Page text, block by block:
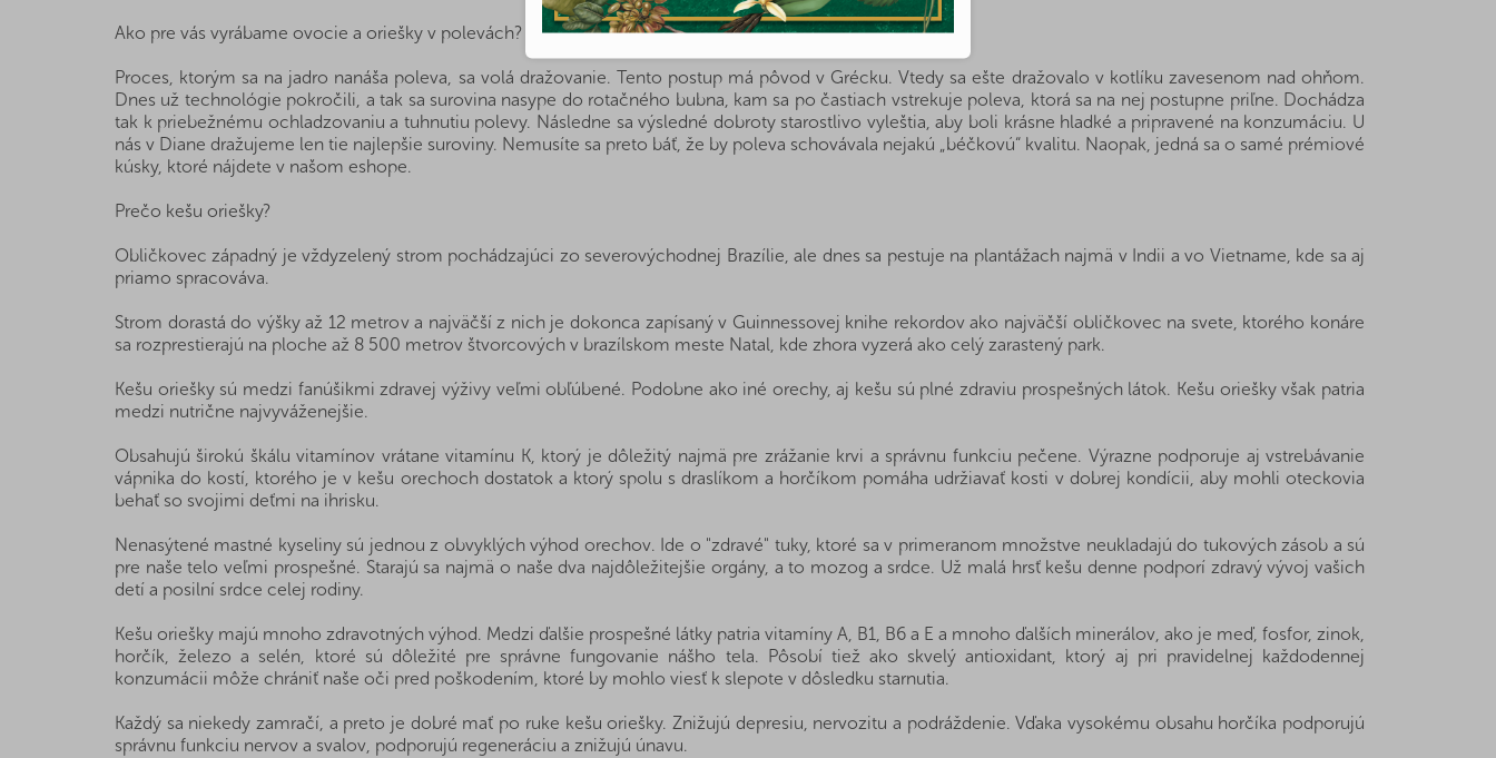
Ako pre vás vyrábame ovocie a oriešky v polevách?
Proces, ktorým sa na jadro nanáša poleva, sa volá dražovanie. Tento postup má pôvod v Grécku. Vtedy sa ešte dražovalo v kotlíku zavesenom nad ohňom.
Dnes už technológie pokročili, a tak sa surovina nasype do rotačného bubna, kam sa po častiach vstrekuje poleva, ktorá sa na nej postupne priľne. Dochádza
tak k priebežnému ochladzovaniu a tuhnutiu polevy. Následne sa výsledné dobroty starostlivo vyleštia, aby boli krásne hladké a pripravené na konzumáciu. U
nás v Diane dražujeme len tie najlepšie suroviny. Nemusíte sa preto báť, že by poleva schovávala nejakú „béčkovú“ kvalitu. Naopak, jedná sa o samé prémiové
kúsky, ktoré nájdete v našom eshope.
Prečo kešu oriešky?
Obličkovec západný je vždyzelený strom pochádzajúci zo severovýchodnej Brazílie, ale dnes sa pestuje na plantážach najmä v Indii a vo Vietname, kde sa aj
priamo spracováva.
Strom dorastá do výšky až 12 metrov a najväčší z nich je dokonca zapísaný v Guinnessovej knihe rekordov ako najväčší obličkovec na svete, ktorého konáre
sa rozprestierajú na ploche až 8 500 metrov štvorcových v brazílskom meste Natal, kde zhora vyzerá ako celý zarastený park.
Kešu oriešky sú medzi fanúšikmi zdravej výživy veľmi obľúbené. Podobne ako iné orechy, aj kešu sú plné zdraviu prospešných látok. Kešu oriešky však patria
medzi nutrične najvyváženejšie.
Obsahujú širokú škálu vitamínov vrátane vitamínu K, ktorý je dôležitý najmä pre zrážanie krvi a správnu funkciu pečene. Výrazne podporuje aj vstrebávanie
vápnika do kostí, ktorého je v kešu orechoch dostatok a ktorý spolu s draslíkom a horčíkom pomáha udržiavať kosti v dobrej kondícii, aby mohli oteckovia
behať so svojimi deťmi na ihrisku.
Nenasýtené mastné kyseliny sú jednou z obvyklých výhod orechov. Ide o "zdravé" tuky, ktoré sa v primeranom množstve neukladajú do tukových zásob a sú
pre naše telo veľmi prospešné. Starajú sa najmä o naše dva najdôležitejšie orgány, a to mozog a srdce. Už malá hrsť kešu denne podporí zdravý vývoj vašich
detí a posilní srdce celej rodiny.
Kešu oriešky majú mnoho zdravotných výhod. Medzi ďalšie prospešné látky patria vitamíny A, B1, B6 a E a mnoho ďalších minerálov, ako je meď, fosfor, zinok,
horčík, železo a selén, ktoré sú dôležité pre správne fungovanie nášho tela. Pôsobí tiež ako skvelý antioxidant, ktorý aj pri pravidelnej každodennej
konzumácii môže chrániť naše oči pred poškodením, ktoré by mohlo viesť k slepote v dôsledku starnutia.
Každý sa niekedy zamračí, a preto je dobré mať po ruke kešu oriešky. Znižujú depresiu, nervozitu a podráždenie. Vďaka vysokému obsahu horčíka podporujú
správnu funkciu nervov a svalov, podporujú regeneráciu a znižujú únavu.